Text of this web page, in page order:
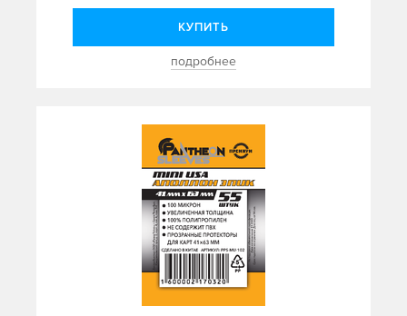
КУПИТЬ
подробнее